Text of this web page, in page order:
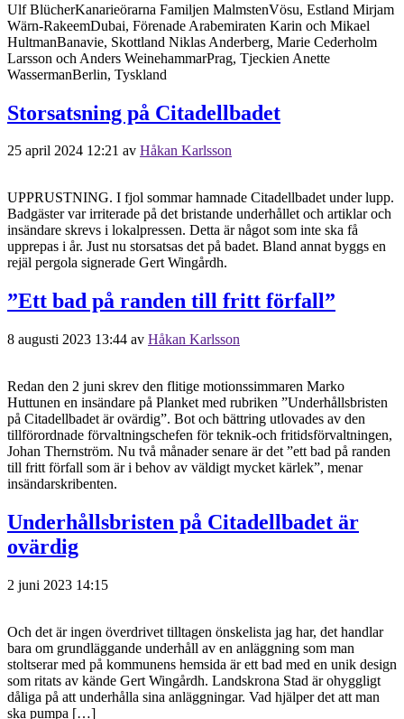
Ulf BlücherKanarieörarna Familjen MalmstenVösu, Estland Mirjam
Wärn-RakeemDubai, Förenade Arabemiraten Karin och Mikael
HultmanBanavie, Skottland Niklas Anderberg, Marie Cederholm
Larsson och Anders WeinehammarPrag, Tjeckien Anette
WassermanBerlin, Tyskland
Storsatsning på Citadellbadet
25 april 2024 12:21 av Håkan Karlsson
UPPRUSTNING. I fjol sommar hamnade Citadellbadet under lupp.
Badgäster var irriterade på det bristande underhållet och artiklar och
insändare skrevs i lokalpressen. Detta är något som inte ska få
upprepas i år. Just nu storsatsas det på badet. Bland annat byggs en
rejäl pergola signerade Gert Wingårdh.
”Ett bad på randen till fritt förfall”
8 augusti 2023 13:44 av Håkan Karlsson
Redan den 2 juni skrev den flitige motionssimmaren Marko
Huttunen en insändare på Planket med rubriken ”Underhållsbristen
på Citadellbadet är ovärdig”. Bot och bättring utlovades av den
tillförordnade förvaltningschefen för teknik-och fritidsförvaltningen,
Johan Thernström. Nu två månader senare är det ”ett bad på randen
till fritt förfall som är i behov av väldigt mycket kärlek”, menar
insändarskribenten.
Underhållsbristen på Citadellbadet är
ovärdig
2 juni 2023 14:15
Och det är ingen överdrivet tilltagen önskelista jag har, det handlar
bara om grundläggande underhåll av en anläggning som man
stoltserar med på kommunens hemsida är ett bad med en unik design
som ritats av kände Gert Wingårdh. Landskrona Stad är ohyggligt
dåliga på att underhålla sina anläggningar. Vad hjälper det att man
ska pumpa […]